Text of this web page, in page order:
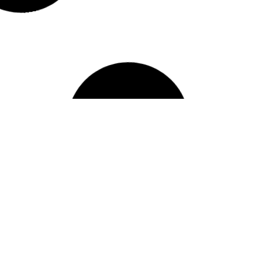
76ης Κοινότητας Ανιχνευτών
“ΔΑΙΔΑΛΟΣ” | Πλατανιστάσα 13-14/12